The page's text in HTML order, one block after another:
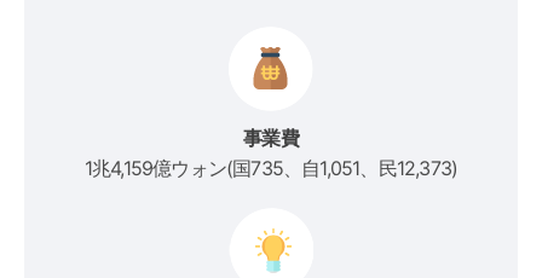
事業費
1兆4,159億ウォン(国735、自1,051、民12,373)